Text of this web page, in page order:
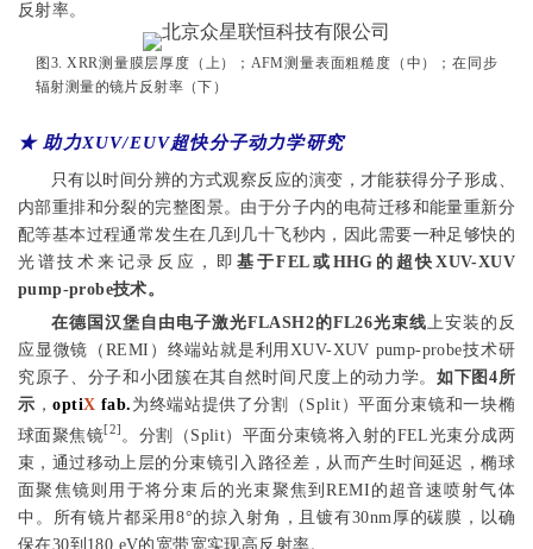
反射率。
图3. XRR测量膜层厚度（上）；AFM测量表面粗糙度（中）；在同步
辐射测量的镜片反射率（下）
★ 助力XUV/EUV超快分子动力学研究
只有以时间分辨的方式观察反应的演变，才能获得分子形成、
内部重排和分裂的完整图景。由于分子内的电荷迁移和能量重新分
配等基本过程通常发生在几到几十飞秒内，因此需要一种足够快的
光谱技术来记录反应，即 基于FEL或HHG的超快XUV-XUV
pump-probe技术。
在德国汉堡自由电子激光FLASH2的FL26光束线上安装的反
应显微镜（REMI）终端站就是利用XUV-XUV pump-probe技术研
究原子、分子和小团簇在其自然时间尺度上的动力学。 如下图4所
示 ，optiX fab. 为终端站提供了分割（Split）平面分束镜和一块椭
球面聚焦镜[2] 。分割（Split）平面分束镜将入射的FEL光束分成两
束，通过移动上层的分束镜引入路径差，从而产生时间延迟，椭球
面聚焦镜则用于将分束后的光束聚焦到REMI的超音速喷射气体
中。 所有镜片都采用8°的掠入射角，且镀有30nm厚的碳膜，以确
保在30到180 eV的宽带宽实现高反射率。